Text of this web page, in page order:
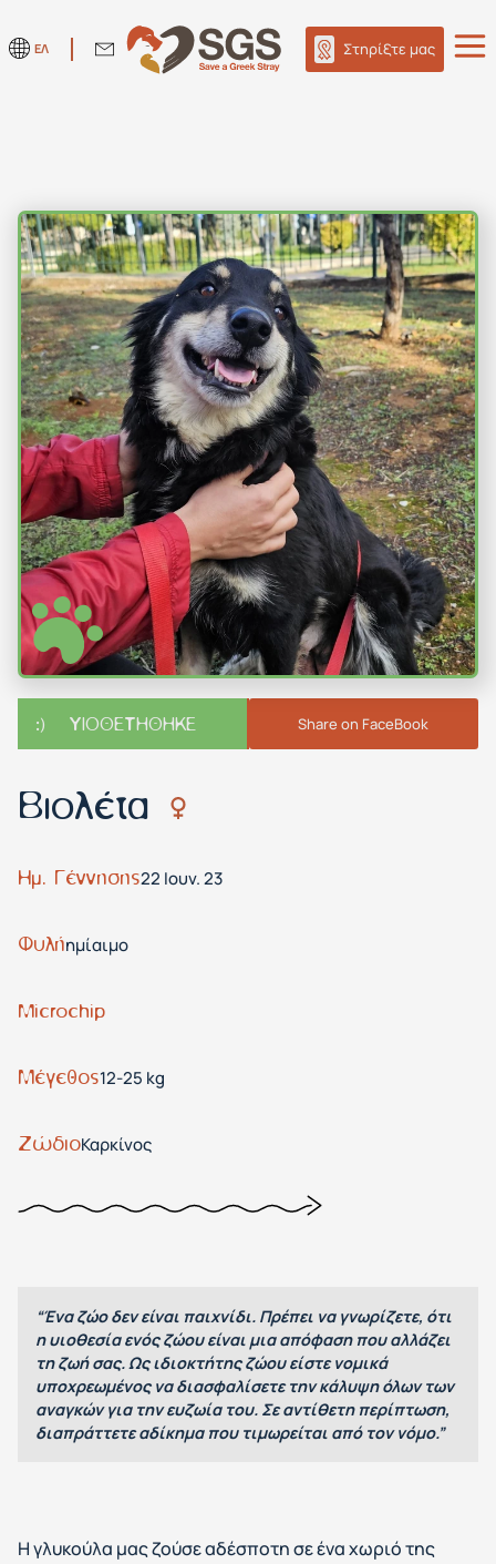
ΕΛ Στηρίξτε μας
Βιολέτα
Ημ. Γέννησης22 Ιουν. 23
Φυλήημίαιμο
Microchip
Μέγεθος12-25 kg
ΖώδιοΚαρκίνος
“Ένα ζώο δεν είναι παιχνίδι. Πρέπει να γνωρίζετε, ότι
η υιοθεσία ενός ζώου είναι μια απόφαση που αλλάζει
τη ζωή σας. Ως ιδιοκτήτης ζώου είστε νομικά
υποχρεωμένος να διασφαλίσετε την κάλυψη όλων των
αναγκών για την ευζωία του. Σε αντίθετη περίπτωση,
διαπράττετε αδίκημα που τιμωρείται από τον νόμο.”
Η γλυκούλα μας ζούσε αδέσποτη σε ένα χωριό της
ΥΙΟΘΕΤΗΘΗΚΕ Share on FaceBook